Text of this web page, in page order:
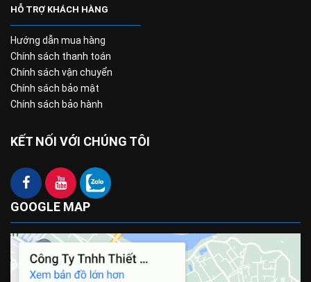
HỖ TRỢ KHÁCH HÀNG
Hướng dẫn mua hàng
Chính sách thanh toán
Chính sách vận chuyển
Chính sách bảo mật
Chính sách bảo hành
KẾT NỐI VỚI CHÚNG TÔI
GOOGLE MAP